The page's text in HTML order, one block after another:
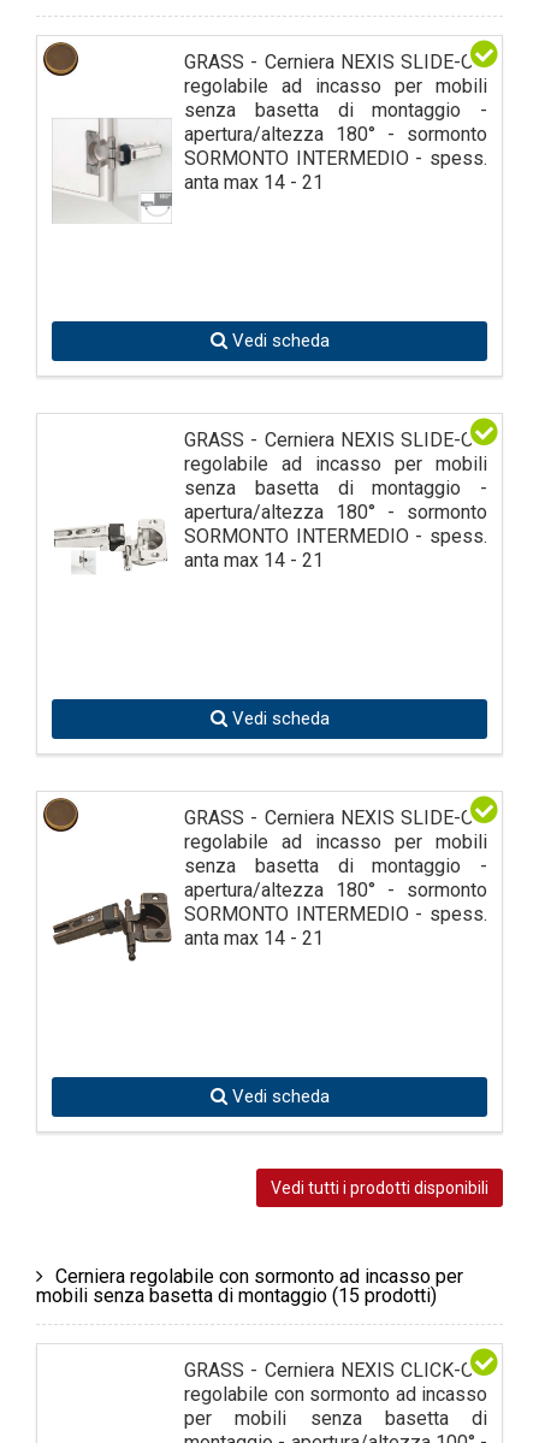
GRASS - Cerniera NEXIS SLIDE-ON
regolabile ad incasso per mobili
senza basetta di montaggio -
apertura/altezza 180° - sormonto
SORMONTO INTERMEDIO - spess.
anta max 14 - 21
Vedi scheda
GRASS - Cerniera NEXIS SLIDE-ON
regolabile ad incasso per mobili
senza basetta di montaggio -
apertura/altezza 180° - sormonto
SORMONTO INTERMEDIO - spess.
anta max 14 - 21
Vedi scheda
GRASS - Cerniera NEXIS SLIDE-ON
regolabile ad incasso per mobili
senza basetta di montaggio -
apertura/altezza 180° - sormonto
SORMONTO INTERMEDIO - spess.
anta max 14 - 21
Vedi scheda
Vedi tutti i prodotti disponibili
Cerniera regolabile con sormonto ad incasso per
mobili senza basetta di montaggio (15 prodotti)
GRASS - Cerniera NEXIS CLICK-ON
regolabile con sormonto ad incasso
per mobili senza basetta di